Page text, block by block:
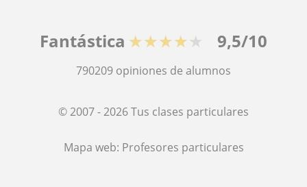
Fantástica ★★★★★ 9,5/10
790209 opiniones de alumnos
© 2007 - 2026 Tus clases particulares
Mapa web: Profesores particulares